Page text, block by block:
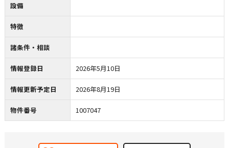
設備
特徴
諸条件・相談
情報登録日 2026年5月10日
情報更新予定日 2026年8月19日
物件番号 1007047